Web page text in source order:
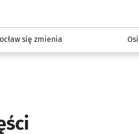
- miejskie inwestycje
się zmienia